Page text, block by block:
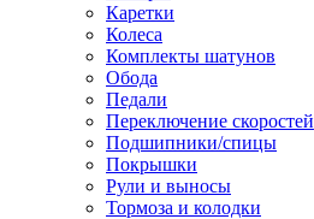
Каретки
Колеса
Комплекты шатунов
Обода
Педали
Переключение скоростей
Подшипники/спицы
Покрышки
Рули и выносы
Тормоза и колодки